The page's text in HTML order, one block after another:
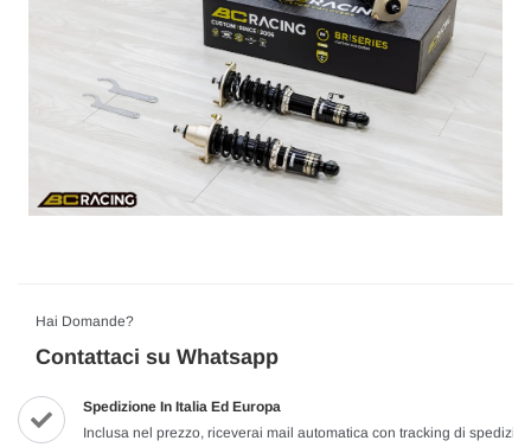
Hai Domande?
Contattaci su Whatsapp
Spedizione In Italia Ed Europa
Inclusa nel prezzo, riceverai mail automatica con tracking di